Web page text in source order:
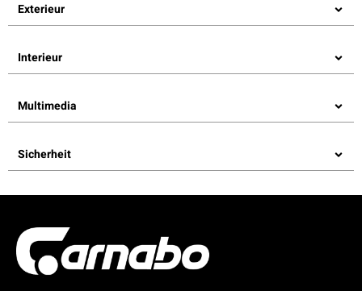
Exterieur
Interieur
Multimedia
Sicherheit